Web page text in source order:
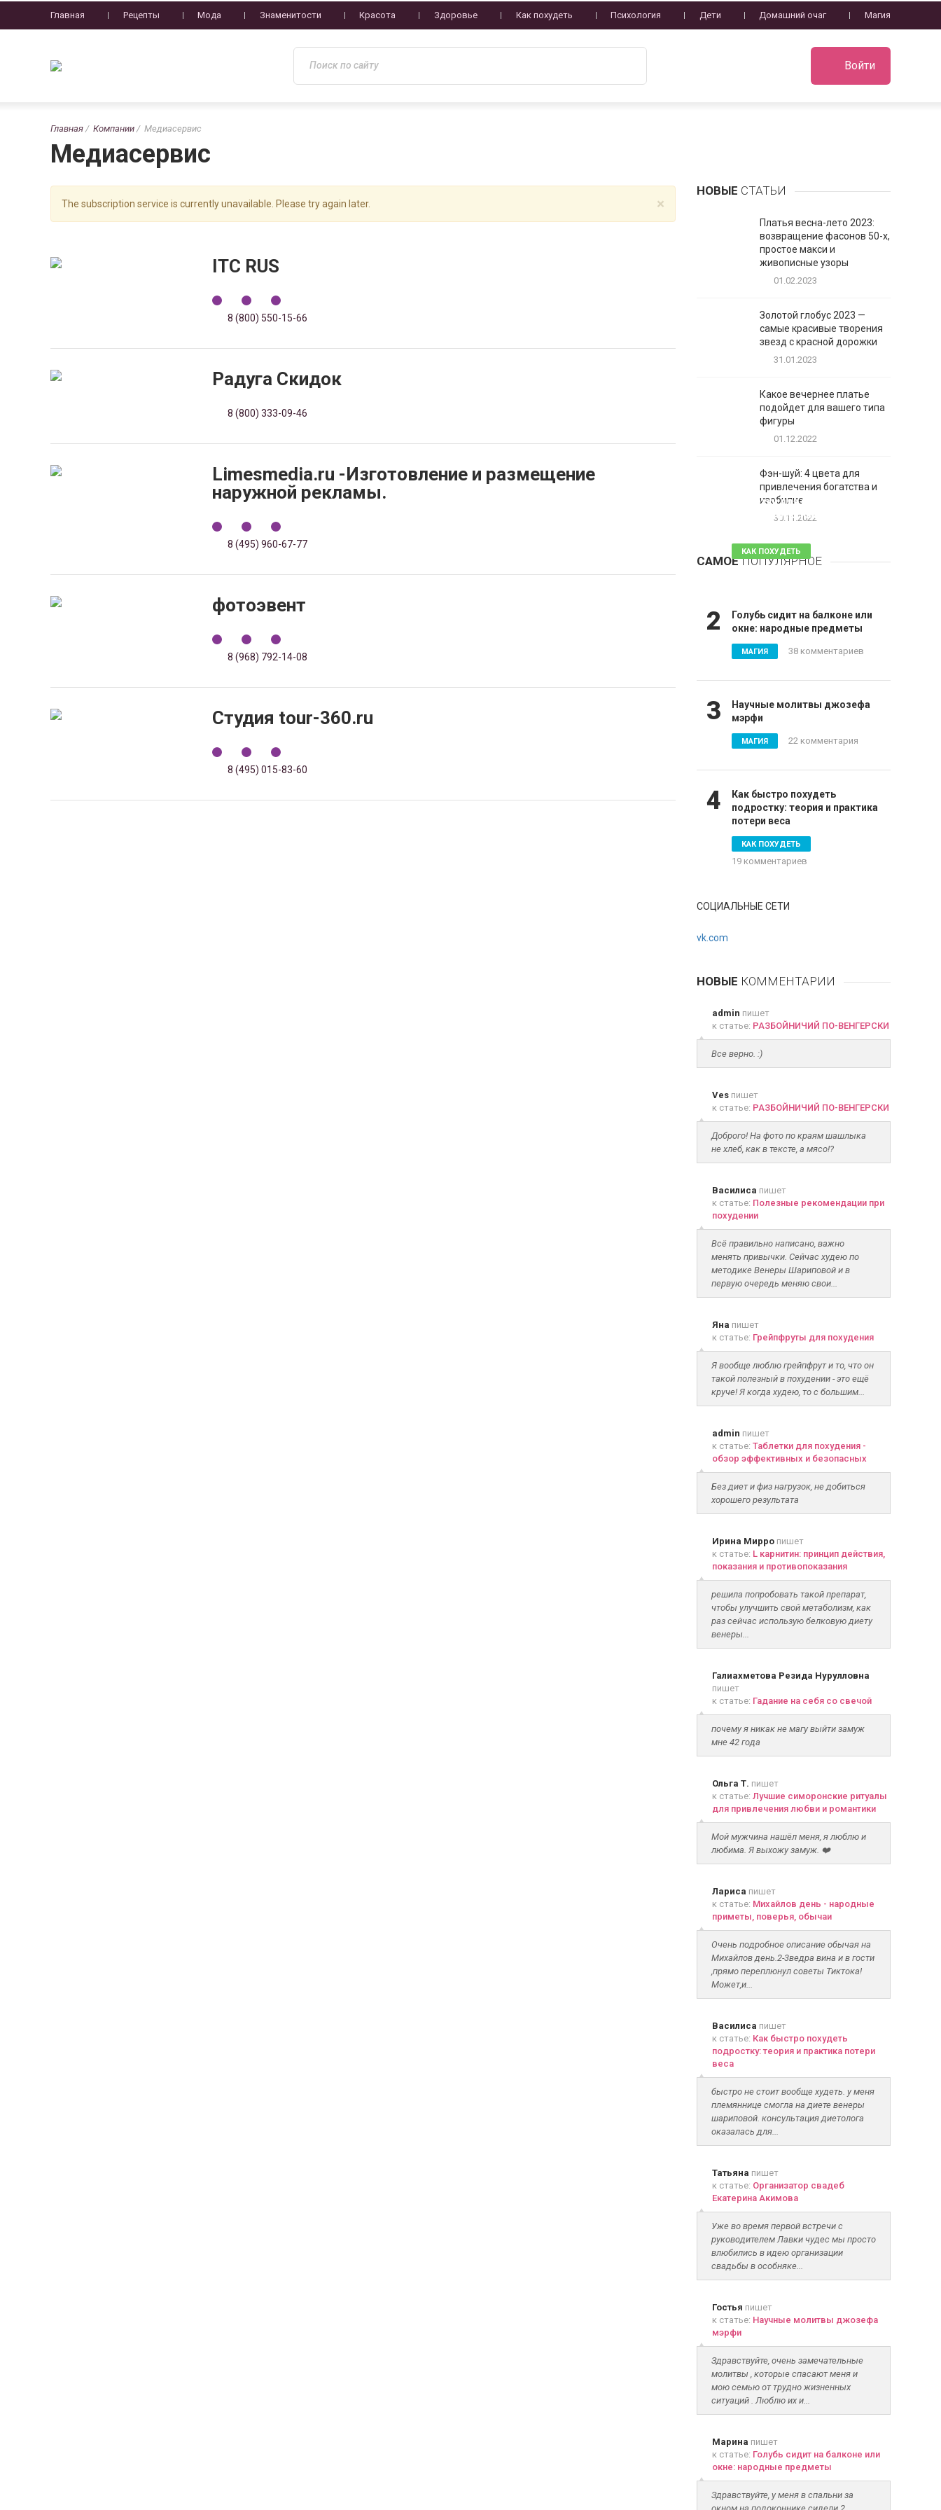
Главная Рецепты Мода Знаменитости Красота Здоровье Как похудеть Психология Дети Домашний очаг Магия
Войти
Главная Компании Медиасервис
Медиасервис
×
The subscription service is currently unavailable. Please try again later.
ITC RUS
8 (800) 550-15-66
Радуга Скидок
8 (800) 333-09-46
Limesmedia.ru -Изготовление и размещение
наружной рекламы.
8 (495) 960-67-77
фотоэвент
8 (968) 792-14-08
Студия tour-360.ru
8 (495) 015-83-60
НОВЫЕ СТАТЬИ
Платья весна-лето 2023:
возвращение фасонов 50-х,
простое макси и
живописные узоры
01.02.2023
Золотой глобус 2023 —
самые красивые творения
звезд с красной дорожки
31.01.2023
Какое вечернее платье
подойдет для вашего типа
фигуры
01.12.2022
Фэн-шуй: 4 цвета для
привлечения богатства и
изобилие
30.11.2022
САМОЕПОПУЛЯРНОЕ
Таблетки для похудения -
обзор эффективных и
КАК ПОХУДЕТЬ
81 комментарий
2
Голубь сидит на балконе или
окне: народные предметы
МАГИЯ 38 комментариев
3
Научные молитвы джозефа
мэрфи
МАГИЯ 22 комментария
4
Как быстро похудеть
подростку: теория и практика
потери веса
КАК ПОХУДЕТЬ
19 комментариев
СОЦИАЛЬНЫЕ СЕТИ
vk.com
НОВЫЕ КОММЕНТАРИИ
admin пишет
к статье: РАЗБОЙНИЧИЙ ПО-ВЕНГЕРСКИ
Все верно. :)
Vesпишет
к статье: РАЗБОЙНИЧИЙ ПО-ВЕНГЕРСКИ
Доброго! На фото по краям шашлыка
не хлеб, как в тексте, а мясо!?
Василиса пишет
к статье: Полезные рекомендации при
похудении
Всё правильно написано, важно
менять привычки. Сейчас худею по
методике Венеры Шариповой и в
первую очередь меняю свои...
Яна пишет
к статье: Грейпфруты для похудения
Я вообще люблю грейпфрут и то, что он
такой полезный в похудении - это ещё
круче! Я когда худею, то с большим...
admin пишет
к статье: Таблетки для похудения -
обзор эффективных и безопасных
Без диет и физ нагрузок, не добиться
хорошего результата
Ирина Мирропишет
к статье: L карнитин: принцип действия,
показания и противопоказания
решила попробовать такой препарат,
чтобы улучшить свой метаболизм, как
раз сейчас использую белковую диету
венеры...
Галиахметова Резида Нурулловна
пишет
к статье: Гадание на себя со свечой
почему я никак не магу выйти замуж
мне 42 года
Ольга Т. пишет
к статье: Лучшие симоронские ритуалы
для привлечения любви и романтики
Мой мужчина нашёл меня, я люблю и
любима. Я выхожу замуж. ❤️
Лариса пишет
к статье: Михайлов день - народные
приметы, поверья, обычаи
Очень подробное описание обычая на
Михайлов день.2-3ведра вина и в гости
,прямо переплюнул советы Тиктока!
Может,и...
Василиса пишет
к статье: Как быстро похудеть
подростку: теория и практика потери
веса
быстро не стоит вообще худеть. у меня
племяннице смогла на диете венеры
шариповой. консультация диетолога
оказалась для...
Татьяна пишет
к статье: Организатор свадеб
Екатерина Акимова
Уже во время первой встречи с
руководителем Лавки чудес мы просто
влюбились в идею организации
свадьбы в особняке...
Гостья пишет
к статье: Научные молитвы джозефа
мэрфи
Здравствуйте, очень замечательные
молитвы , которые спасают меня и
мою семью от трудно жизненных
ситуаций . Люблю их и...
Марина пишет
к статье: Голубь сидит на балконе или
окне: народные предметы
Здравствуйте, у меня в спальни за